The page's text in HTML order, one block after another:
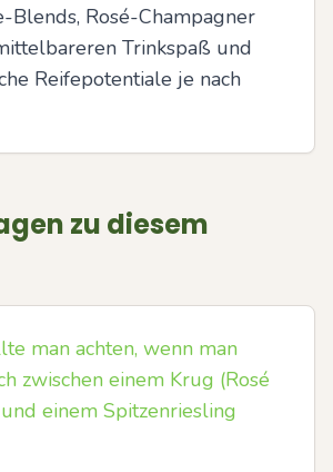
Blends, Rosé-Champagner
Trinkspaß und
Reifepotentiale je nach
zu diesem
man achten, wenn man
zwischen einem Krug (Rosé
einem Spitzenriesling